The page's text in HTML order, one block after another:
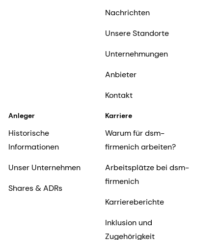
Nachrichten
Unsere Standorte
Unternehmungen
Anbieter
Kontakt
Anleger
Historische
Informationen
Unser Unternehmen
Shares & ADRs
Karriere
Warum für dsm-
firmenich arbeiten?
Arbeitsplätze bei dsm-
firmenich
Karriereberichte
Inklusion und
Zugehörigkeit